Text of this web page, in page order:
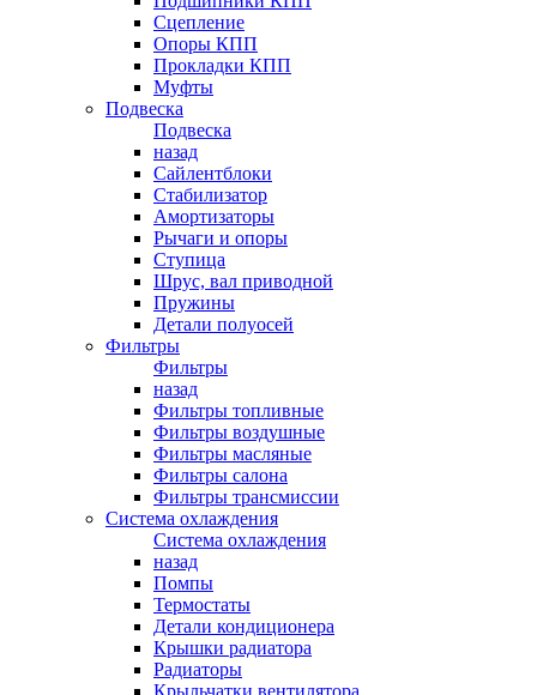
Сцепление
Опоры КПП
Прокладки КПП
Муфты
Подвеска
Подвеска
назад
Сайлентблоки
Стабилизатор
Амортизаторы
Рычаги и опоры
Ступица
Шрус, вал приводной
Пружины
Детали полуосей
Фильтры
Фильтры
назад
Фильтры топливные
Фильтры воздушные
Фильтры масляные
Фильтры салона
Фильтры трансмиссии
Система охлаждения
Система охлаждения
назад
Помпы
Термостаты
Детали кондиционера
Крышки радиатора
Радиаторы
Крыльчатки вентилятора